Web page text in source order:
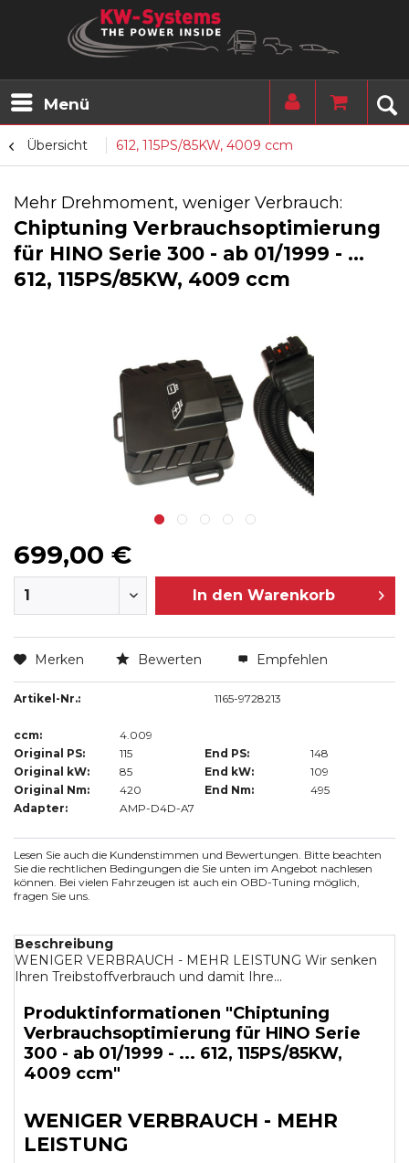
Menü
Übersicht 612, 115PS/85KW, 4009 ccm
Mehr Drehmoment, weniger Verbrauch:
Chiptuning Verbrauchsoptimierung
für HINO Serie 300 - ab 01/1999 - ...
612, 115PS/85KW, 4009 ccm
699,00 €
In den Warenkorb
Merken Bewerten Empfehlen
Artikel-Nr.: 1165-9728213
ccm:
4.009
Original PS:
115 End PS:
148
Original kW:
85 End kW:
109
Original Nm:
420 End Nm:
495
Adapter:
AMP-D4D-A7
Lesen Sie auch die Kundenstimmen und Bewertungen. Bitte beachten
Sie die rechtlichen Bedingungen die Sie unten im Angebot nachlesen
können. Bei vielen Fahrzeugen ist auch ein OBD-Tuning möglich,
fragen Sie uns.
Beschreibung
WENIGER VERBRAUCH - MEHR LEISTUNG Wir senken
Ihren Treibstoffverbrauch und damit Ihre...
Produktinformationen "Chiptuning
Verbrauchsoptimierung für HINO Serie
300 - ab 01/1999 - ... 612, 115PS/85KW,
4009 ccm"
WENIGER VERBRAUCH - MEHR
LEISTUNG